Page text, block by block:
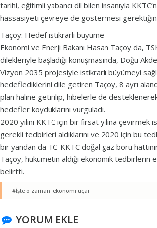
tarihi, eğitimli yabancı dil bilen insanıyla
hassasiyeti çevreye de göstermesi gerektiğini
Taçoy: Hedef istikrarlı büyüme
Ekonomi ve Enerji Bakanı Hasan Taçoy da,
dilekleriyle başladığı konuşmasında, Doğu
Vizyon 2035 projesiyle istikrarlı büyümeyi
hedeflediklerini dile getiren Taçoy, 8 ayrı
plan haline getirilip, hibelerle de
hedefler koyduklarını vurguladı.
2020 yılını KKTC için bir fırsat yılına
gerekli tedbirleri aldıklarını ve 2020 için bu
bir yandan da TC-KKTC doğal gaz boru
Taçoy, hükümetin aldığı ekonomik tedbirlerin
belirtti.
#İşte o zaman ekonomi uçar
YORUM EKLE